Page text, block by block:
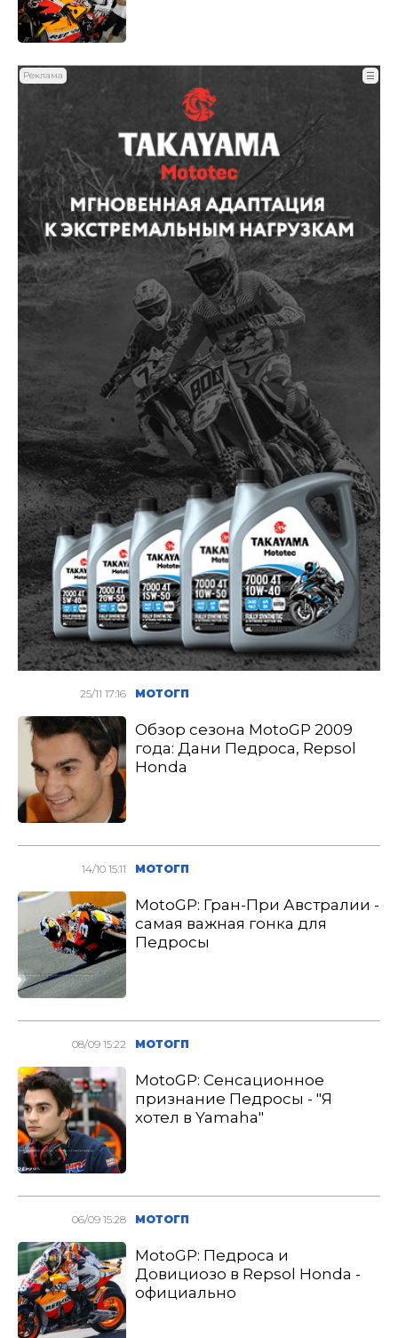
Реклама ☰
25/11 17:16 МОТОГП
Обзор сезона MotoGP 2009
года: Дани Педроса, Repsol
Honda
14/10 15:11 МОТОГП
MotoGP: Гран-При Австралии -
самая важная гонка для
Педросы
08/09 15:22 МОТОГП
MotoGP: Сенсационное
признание Педросы - "Я
хотел в Yamaha"
06/09 15:28 МОТОГП
MotoGP: Педроса и
Довициозо в Repsol Honda -
официально